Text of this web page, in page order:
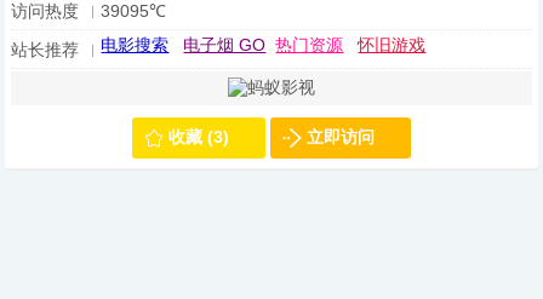
访问热度
39095℃
站长推荐
电影搜索 电子烟 GO 热门资源 怀旧游戏
收藏 (3) 立即访问